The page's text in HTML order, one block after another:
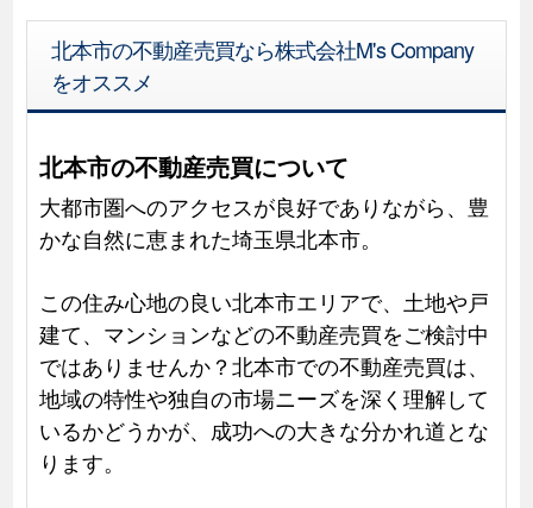
北本市の不動産売買なら株式会社M's Company
をオススメ
北本市の不動産売買について
大都市圏へのアクセスが良好でありながら、豊
かな自然に恵まれた埼玉県北本市。
この住み心地の良い北本市エリアで、土地や戸
建て、マンションなどの不動産売買をご検討中
ではありませんか？北本市での不動産売買は、
地域の特性や独自の市場ニーズを深く理解して
いるかどうかが、成功への大きな分かれ道とな
ります。